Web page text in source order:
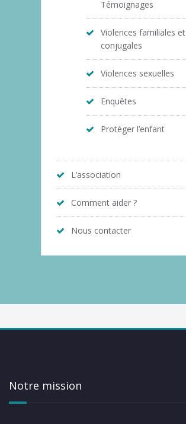
Témoignages
Violences familiales et
conjugales
Violences sexuelles
Enquêtes
Protéger l’enfant
L’association
Comment aider ?
Nous contacter
Notre mission